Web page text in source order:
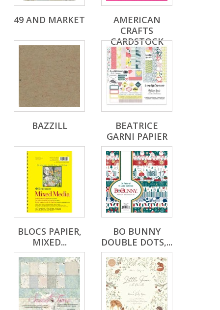
49 AND MARKET
AMERICAN
CRAFTS
CARDSTOCK
BAZZILL
BEATRICE
GARNI PAPIER
BLOCS PAPIER,
MIXED...
BO BUNNY
DOUBLE DOTS,...